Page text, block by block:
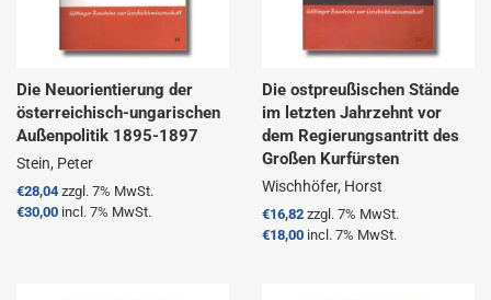
Die Neuorientierung der
österreichisch-ungarischen
Außenpolitik 1895-1897
Stein, Peter
Normaler
Preis
€28,04zzgl. 7% MwSt.
€30,00 incl. 7% MwSt.
Die ostpreußischen Stände
im letzten Jahrzehnt vor
dem Regierungsantritt des
Großen Kurfürsten
Wischhöfer, Horst
Normaler
Preis
€16,82 zzgl. 7% MwSt.
€18,00 incl. 7% MwSt.